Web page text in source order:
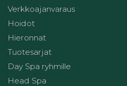
Verkkoajanvaraus
Hoidot
Hieronnat
Tuotesarjat
Day Spa ryhmille
Head Spa